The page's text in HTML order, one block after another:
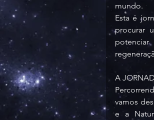
mundo.
Esta é
procurar
A
vamos
e a